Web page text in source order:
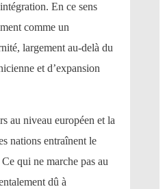
En ce sens
comme un
largement au-delà du
et d’expansion
au niveau européen et la
nations entraînent le
qui ne marche pas au
dû à